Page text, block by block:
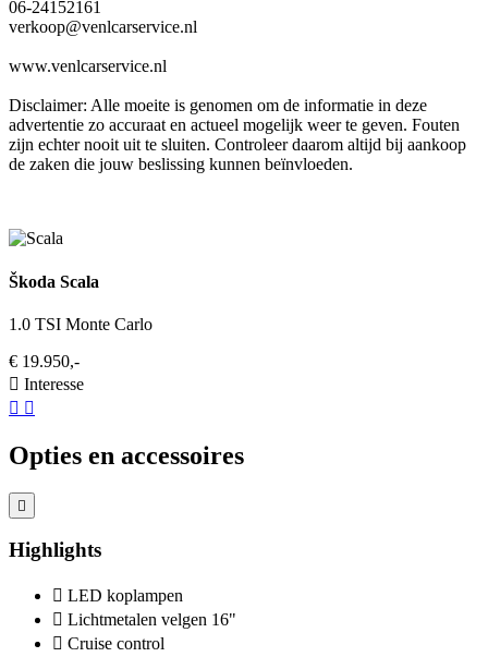
06-24152161
verkoop@venlcarservice.nl
www.venlcarservice.nl
Disclaimer: Alle moeite is genomen om de informatie in deze
advertentie zo accuraat en actueel mogelijk weer te geven. Fouten
zijn echter nooit uit te sluiten. Controleer daarom altijd bij aankoop
de zaken die jouw beslissing kunnen beïnvloeden.
Škoda Scala
1.0 TSI Monte Carlo
€ 19.950,-
Interesse
Opties en accessoires
Highlights
LED koplampen
Lichtmetalen velgen 16"
Cruise control